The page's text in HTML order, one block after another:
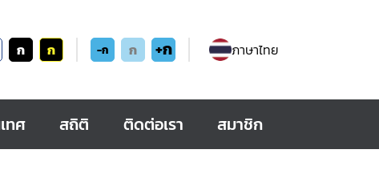
ก ก -ก ก +ก ภาษาไทย
ทศ สถิติ ติดต่อเรา สมาชิก